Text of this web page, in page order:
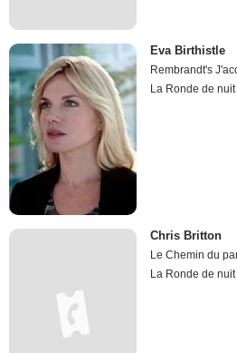
Eva Birthistle
Rembrandt's
La Ronde de nuit
Chris Britton
Le Chemin du
La Ronde de nuit